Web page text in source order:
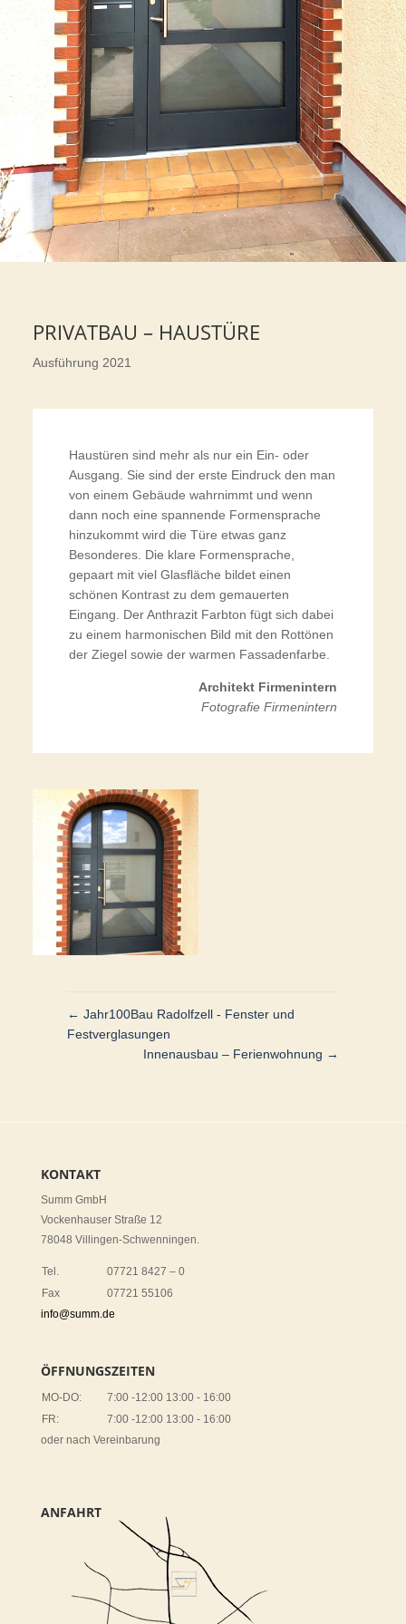
PRIVATBAU – HAUSTÜRE
Ausführung 2021
Haustüren sind mehr als nur ein Ein- oder
Ausgang. Sie sind der erste Eindruck den man
von einem Gebäude wahrnimmt und wenn
dann noch eine spannende Formensprache
hinzukommt wird die Türe etwas ganz
Besonderes. Die klare Formensprache,
gepaart mit viel Glasfläche bildet einen
schönen Kontrast zu dem gemauerten
Eingang. Der Anthrazit Farbton fügt sich dabei
zu einem harmonischen Bild mit den Rottönen
der Ziegel sowie der warmen Fassadenfarbe.
Architekt Firmenintern
Fotografie Firmenintern
← Jahr100Bau Radolfzell - Fenster und
Festverglasungen
Innenausbau – Ferienwohnung →
KONTAKT
Summ GmbH
Vockenhauser Straße 12
78048 Villingen-Schwenningen.
Tel.
07721 8427 – 0
Fax
07721 55106
info@summ.de
ÖFFNUNGSZEITEN
MO-DO:
7:00 -12:00 13:00 - 16:00
FR:
7:00 -12:00 13:00 - 16:00
oder nach Vereinbarung
ANFAHRT
ZU GOOGLE MAPS